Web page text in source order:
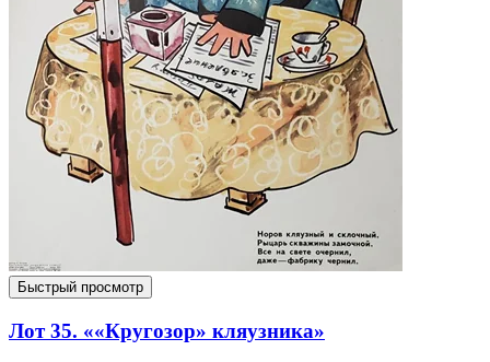
Быстрый просмотр
Лот 35. ««Кругозор» кляузника»